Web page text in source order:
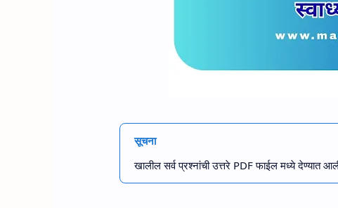
सूचना
खालील सर्व प्रश्नांची उत्तरे PDF फाईल मध्ये